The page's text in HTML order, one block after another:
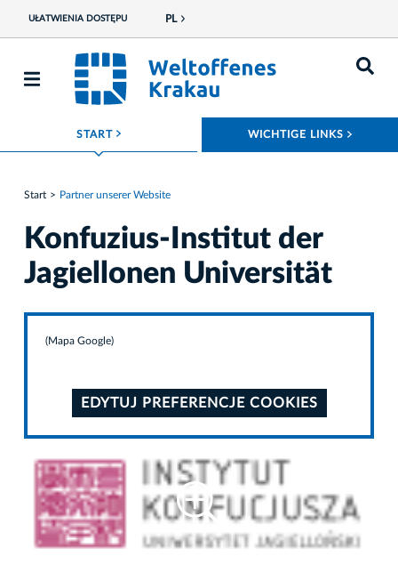
UŁATWIENIA DOSTĘPU PL
START ROZWIŃ MENU WICHTIGE LINKS
Start Partner unserer Website
Konfuzius-Institut der
Jagiellonen Universität
(Mapa Google)
EDYTUJ PREFERENCJE COOKIES